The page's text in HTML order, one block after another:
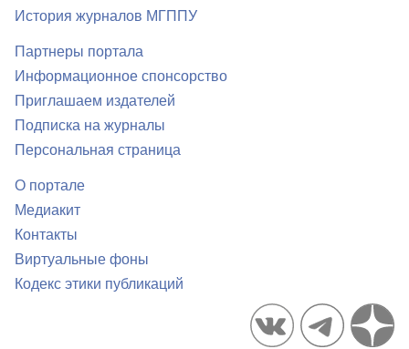
История журналов МГППУ
Партнеры портала
Информационное спонсорство
Приглашаем издателей
Подписка на журналы
Персональная страница
О портале
Медиакит
Контакты
Виртуальные фоны
Кодекс этики публикаций